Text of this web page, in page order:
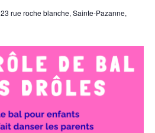
23 rue roche blanche, Sainte-Pazanne,